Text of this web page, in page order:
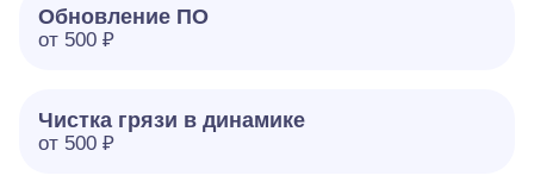
Обновление ПО
от 500 ₽
Чистка грязи в динамике
от 500 ₽